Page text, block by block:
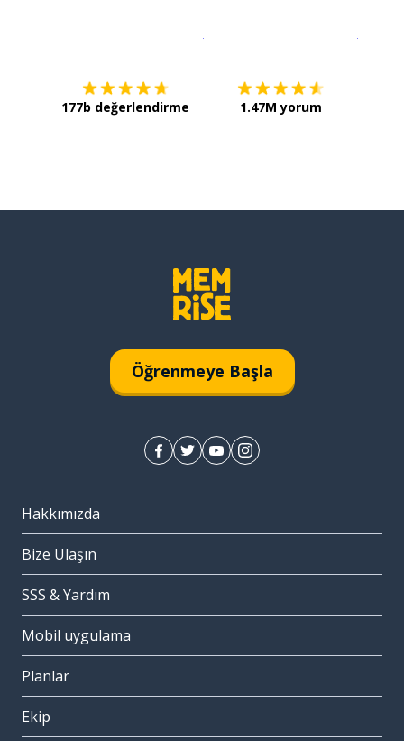
177b değerlendirme 1.47M yorum
Öğrenmeye Başla
Hakkımızda
Bize Ulaşın
SSS & Yardım
Mobil uygulama
Planlar
Ekip